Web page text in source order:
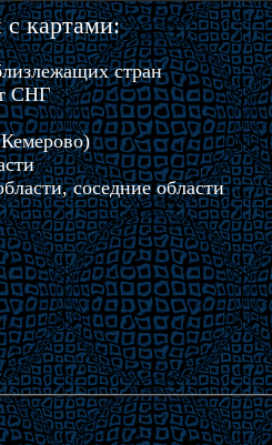
картами:
стран
СНГ
соседние области